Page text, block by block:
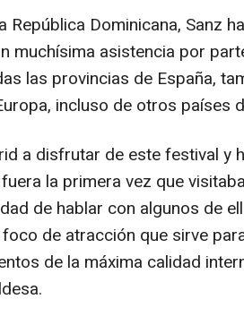
República Dominicana, Sanz
muchísima asistencia por
las provincias de España,
incluso de otros países
a disfrutar de este festival y
la primera vez que
de hablar con algunos de
de atracción que sirve
de la máxima calidad